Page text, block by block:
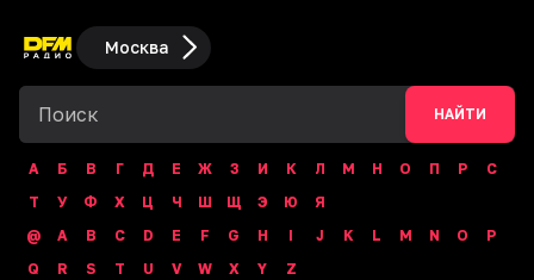
Москва
НАЙТИ
А Б В Г Д Е Ж З И К Л М Н О П Р
С
Т
У Ф Х Ц Ч Ш Щ Э Ю
Я
@
A B C D E F G H I J K L M N O
P
Q
R S T U V W X Y Z